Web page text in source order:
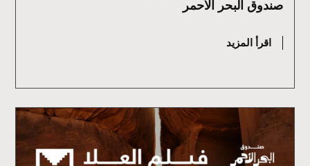
صندوق البحر الأحمر
اقرأ المزيد